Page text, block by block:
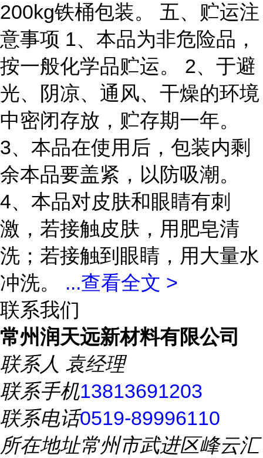
200kg铁桶包装。 五、贮运注
意事项 1、本品为非危险品，
按一般化学品贮运。 2、于避
光、阴凉、通风、干燥的环境
中密闭存放，贮存期一年。
3、本品在使用后，包装内剩
余本品要盖紧，以防吸潮。
4、本品对皮肤和眼睛有刺
激，若接触皮肤，用肥皂清
洗；若接触到眼睛，用大量水
冲洗。 ...查看全文 >
联系我们
常州润天远新材料有限公司
联系人 袁经理
联系手机13813691203
联系电话0519-89996110
所在地址常州市武进区峰云汇